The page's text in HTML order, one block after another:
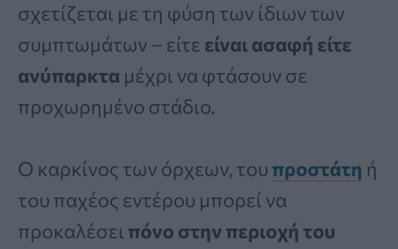
σχετίζεται με τη φύση των ίδιων των
συμπτωμάτων – είτε είναι ασαφή είτε
ανύπαρκτα μέχρι να φτάσουν σε
προχωρημένο στάδιο.
Ο καρκίνος των όρχεων, τουπροστάτη ή
του παχέος εντέρου μπορεί να
προκαλέσει πόνο στην περιοχή του